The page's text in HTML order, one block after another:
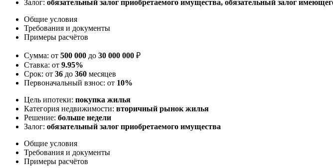
Залог: обязательный залог приобретаемого имущества, обязательный залог
Общие условия
Требования и документы
Примеры расчётов
Сумма: от 500 000 до 30 000 000 ₽
Ставка: от 9.95%
Срок: от 36 до 360 месяцев
Первоначальный взнос: от 10%
Цель ипотеки: покупка жилья
Категория недвижимости: вторичный рынок жилья
Решение: больше недели
Залог: обязательный залог приобретаемого имущества
Общие условия
Требования и документы
Примеры расчётов